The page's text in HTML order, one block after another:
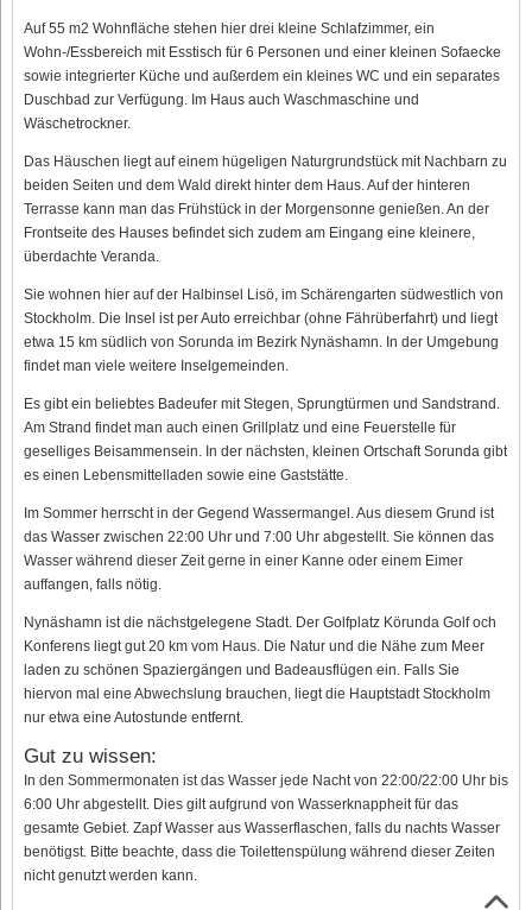
Auf 55 m2 Wohnfläche stehen hier drei kleine Schlafzimmer, ein
Wohn-/Essbereich mit Esstisch für 6 Personen und einer kleinen Sofaecke
sowie integrierter Küche und außerdem ein kleines WC und ein separates
Duschbad zur Verfügung. Im Haus auch Waschmaschine und
Wäschetrockner.
Das Häuschen liegt auf einem hügeligen Naturgrundstück mit Nachbarn zu
beiden Seiten und dem Wald direkt hinter dem Haus. Auf der hinteren
Terrasse kann man das Frühstück in der Morgensonne genießen. An der
Frontseite des Hauses befindet sich zudem am Eingang eine kleinere,
überdachte Veranda.
Sie wohnen hier auf der Halbinsel Lisö, im Schärengarten südwestlich von
Stockholm. Die Insel ist per Auto erreichbar (ohne Fährüberfahrt) und liegt
etwa 15 km südlich von Sorunda im Bezirk Nynäshamn. In der Umgebung
findet man viele weitere Inselgemeinden.
Es gibt ein beliebtes Badeufer mit Stegen, Sprungtürmen und Sandstrand.
Am Strand findet man auch einen Grillplatz und eine Feuerstelle für
geselliges Beisammensein. In der nächsten, kleinen Ortschaft Sorunda gibt
es einen Lebensmittelladen sowie eine Gaststätte.
Im Sommer herrscht in der Gegend Wassermangel. Aus diesem Grund ist
das Wasser zwischen 22:00 Uhr und 7:00 Uhr abgestellt. Sie können das
Wasser während dieser Zeit gerne in einer Kanne oder einem Eimer
auffangen, falls nötig.
Nynäshamn ist die nächstgelegene Stadt. Der Golfplatz Körunda Golf och
Konferens liegt gut 20 km vom Haus. Die Natur und die Nähe zum Meer
laden zu schönen Spaziergängen und Badeausflügen ein. Falls Sie
hiervon mal eine Abwechslung brauchen, liegt die Hauptstadt Stockholm
nur etwa eine Autostunde entfernt.
Gut zu wissen:
In den Sommermonaten ist das Wasser jede Nacht von 22:00/22:00 Uhr bis
6:00 Uhr abgestellt. Dies gilt aufgrund von Wasserknappheit für das
gesamte Gebiet. Zapf Wasser aus Wasserflaschen, falls du nachts Wasser
benötigst. Bitte beachte, dass die Toilettenspülung während dieser Zeiten
nicht genutzt werden kann.